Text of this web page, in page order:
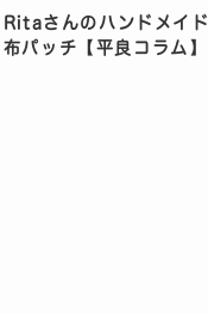
Ritaさんのハンドメイド
布パッチ【平良コラム】